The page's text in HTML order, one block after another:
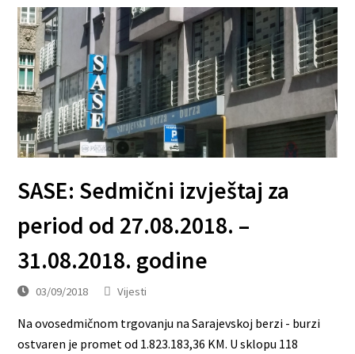
SASE: Sedmični izvještaj za
period od 27.08.2018. –
31.08.2018. godine
03/09/2018 Vijesti
Na ovosedmičnom trgovanju na Sarajevskoj berzi - burzi
ostvaren je promet od 1.823.183,36 KM. U sklopu 118